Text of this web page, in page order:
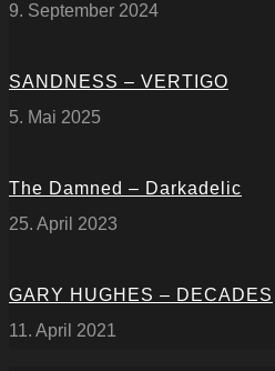
9. September 2024
SANDNESS – VERTIGO
5. Mai 2025
The Damned – Darkadelic
25. April 2023
GARY HUGHES – DECADES
11. April 2021